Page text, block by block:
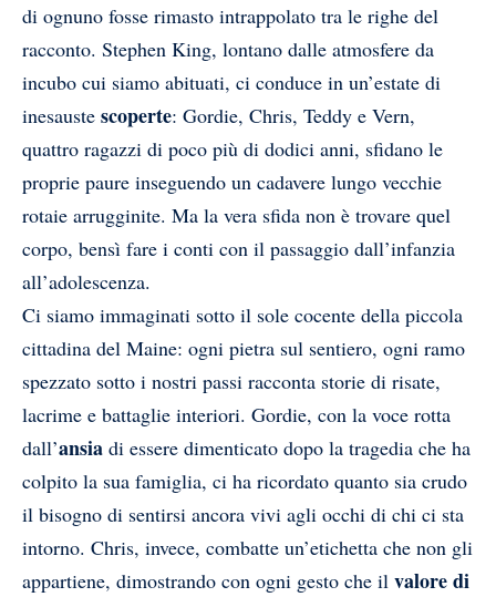
di ognuno fosse rimasto intrappolato tra le righe del
racconto. Stephen King, lontano dalle atmosfere da
incubo cui siamo abituati, ci conduce in un’estate di
inesauste scoperte: Gordie, Chris, Teddy e Vern,
quattro ragazzi di poco più di dodici anni, sfidano le
proprie paure inseguendo un cadavere lungo vecchie
rotaie arrugginite. Ma la vera sfida non è trovare quel
corpo, bensì fare i conti con il passaggio dall’infanzia
all’adolescenza.
Ci siamo immaginati sotto il sole cocente della piccola
cittadina del Maine: ogni pietra sul sentiero, ogni ramo
spezzato sotto i nostri passi racconta storie di risate,
lacrime e battaglie interiori. Gordie, con la voce rotta
dall’ansia di essere dimenticato dopo la tragedia che ha
colpito la sua famiglia, ci ha ricordato quanto sia crudo
il bisogno di sentirsi ancora vivi agli occhi di chi ci sta
intorno. Chris, invece, combatte un’etichetta che non gli
appartiene, dimostrando con ogni gesto che il valore di